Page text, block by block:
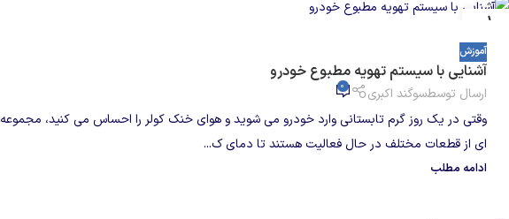
01
آگوست
آموزش
آشنایی با سیستم تهویه مطبوع خودرو
ارسال توسطسوگند اکبری 0
وقتی در یک روز گرم تابستانی وارد خودرو می شوید و هوای خنک کولر را احساس می کنید، مجموعه
ای از قطعات مختلف در حال فعالیت هستند تا دمای ک...
ادامه مطلب